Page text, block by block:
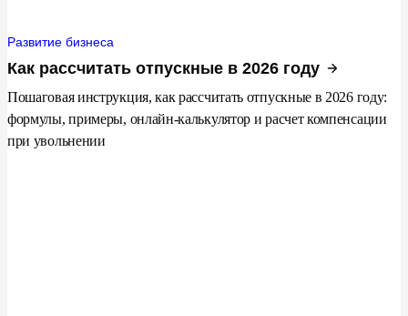
Развитие бизнеса
Как рассчитать отпускные в 2026 году
Пошаговая инструкция, как рассчитать отпускные в 2026 году:
формулы, примеры, онлайн‑калькулятор и расчет компенсации
при увольнении